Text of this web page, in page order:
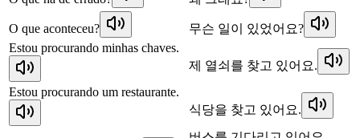
O que aconteceu?
무슨 일이 있었어요?
Estou procurando minhas chaves.
제 열쇠를 찾고 있어요.
Estou procurando um restaurante.
식당을 찾고 있어요.